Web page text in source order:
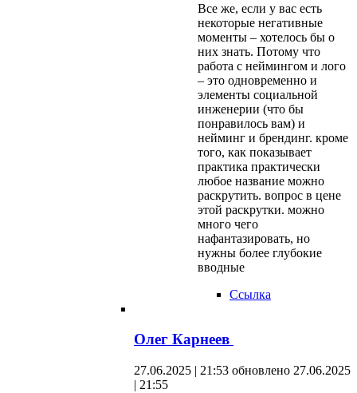
Все же, если у вас есть
некоторые негативные
моменты – хотелось бы о
них знать. Потому что
работа с неймингом и лого
– это одновременно и
элементы социальной
инженерии (что бы
понравилось вам) и
нейминг и брендинг. кроме
того, как показывает
практика практически
любое название можно
раскрутить. вопрос в цене
этой раскрутки. можно
много чего
нафантазировать, но
нужны более глубокие
вводные
Ссылка
Олег Карнеев
27.06.2025 | 21:53 обновлено 27.06.2025
| 21:55